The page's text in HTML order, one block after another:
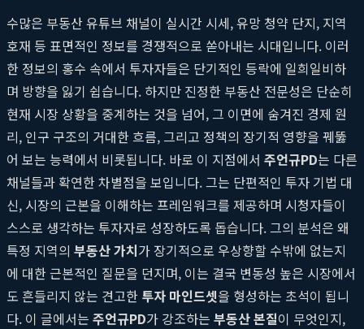
수많은 부동산 유튜브 채널이 실시간 시세, 유망 청약 단지, 지역
호재 등 표면적인 정보를 경쟁적으로 쏟아내는 시대입니다. 이러
한 정보의 홍수 속에서 투자자들은 단기적인 등락에 일희일비하
며 방향을 잃기 쉽습니다. 하지만 진정한 부동산 전문성은 단순히
현재 시장 상황을 중계하는 것을 넘어, 그 이면에 숨겨진 경제 원
리, 인구 구조의 거대한 흐름, 그리고 정책의 장기적 영향을 꿰뚫
어 보는 능력에서 비롯됩니다. 바로 이 지점에서 주언규PD는 다른
채널들과 확연한 차별점을 보입니다. 그는 단편적인 투자 기법 대
신, 시장의 근본을 이해하는 프레임워크를 제공하며 시청자들이
스스로 생각하는 투자자로 성장하도록 돕습니다. 그의 분석은 왜
특정 지역의 부동산 가치가 장기적으로 우상향할 수밖에 없는지
에 대한 근본적인 질문을 던지며, 이는 결국 변동성 높은 시장에서
도 흔들리지 않는 견고한 투자 마인드셋을 형성하는 초석이 됩니
다. 이 글에서는 주언규PD가 강조하는 부동산 본질이 무엇인지,